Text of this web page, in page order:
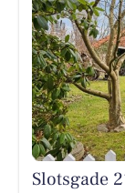
Slotsgade